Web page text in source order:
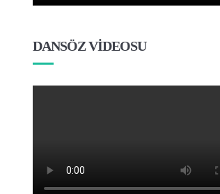
DANSÖZ VİDEOSU